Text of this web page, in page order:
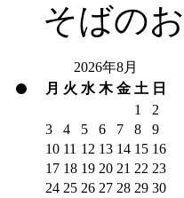
そばの
2026年8月
月 火 水 木 金 土 日
1
2
3
4 5 6 7 8
9
10 11 12 13 14 15 16
17 18 19 20 21 22 23
24 25 26 27 28 29 30